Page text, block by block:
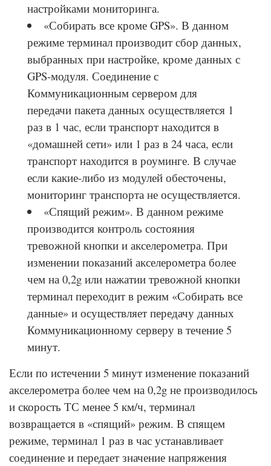
настройками мониторинга.
«Собирать все кроме GPS». В данном
режиме терминал производит сбор данных,
выбранных при настройке, кроме данных с
GPS-модуля. Соединение с
Коммуникационным сервером для
передачи пакета данных осуществляется 1
раз в 1 час, если транспорт находится в
«домашней сети» или 1 раз в 24 часа, если
транспорт находится в роуминге. В случае
если какие-либо из модулей обесточены,
мониторинг транспорта не осуществляется.
«Спящий режим». В данном режиме
производится контроль состояния
тревожной кнопки и акселерометра. При
изменении показаний акселерометра более
чем на 0,2g или нажатии тревожной кнопки
терминал переходит в режим «Собирать все
данные» и осуществляет передачу данных
Коммуникационному серверу в течение 5
минут.
Если по истечении 5 минут изменение показаний
акселерометра более чем на 0,2g не производилось
и скорость ТС менее 5 км/ч, терминал
возвращается в «спящий» режим. В спящем
режиме, терминал 1 раз в час устанавливает
соединение и передает значение напряжения